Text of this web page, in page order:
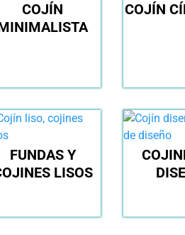
COJÍN
COJÍN
FUNDAS Y
LISOS